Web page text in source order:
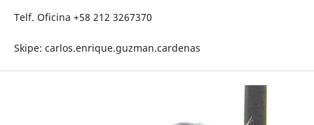
Telf. Oficina +58 212 3267370
Skipe: carlos.enrique.guzman.cardenas